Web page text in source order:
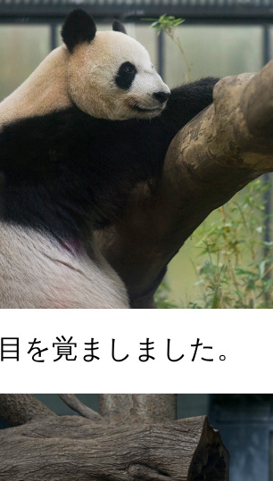
目を覚ましました。